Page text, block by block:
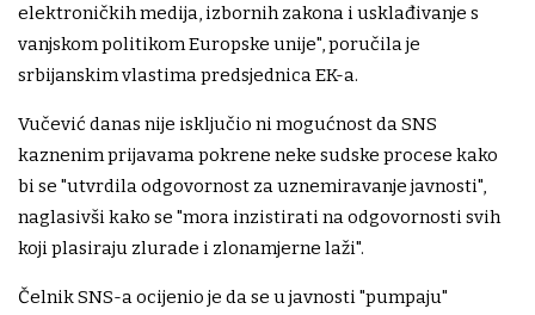
elektroničkih medija, izbornih zakona i usklađivanje s
vanjskom politikom Europske unije", poručila je
srbijanskim vlastima predsjednica EK-a.
Vučević danas nije isključio ni mogućnost da SNS
kaznenim prijavama pokrene neke sudske procese kako
bi se "utvrdila odgovornost za uznemiravanje javnosti",
naglasivši kako se "mora inzistirati na odgovornosti svih
koji plasiraju zlurade i zlonamjerne laži".
Čelnik SNS-a ocijenio je da se u javnosti "pumpaju"